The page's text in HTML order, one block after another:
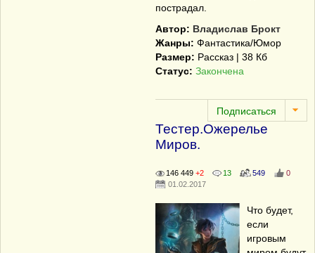
пострадал.
Автор: Владислав Брокт
Жанры: Фантастика/Юмор
Размер: Рассказ | 38 Кб
Статус: Закончена
Тестер.Ожерелье
Миров.
146 449 +2 13 549
0
01.02.2017
Что будет,
если
игровым